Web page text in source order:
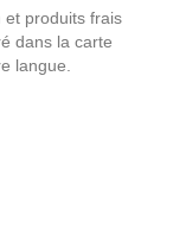
et produits frais
dans la carte
langue.